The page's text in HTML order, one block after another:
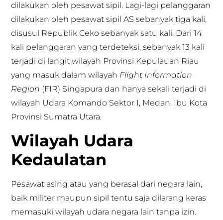
dilakukan oleh pesawat sipil. Lagi-lagi pelanggaran
dilakukan oleh pesawat sipil AS sebanyak tiga kali,
disusul Republik Ceko sebanyak satu kali. Dari 14
kali pelanggaran yang terdeteksi, sebanyak 13 kali
terjadi di langit wilayah Provinsi Kepulauan Riau
yang masuk dalam wilayah Flight Information
Region (FIR) Singapura dan hanya sekali terjadi di
wilayah Udara Komando Sektor I, Medan, Ibu Kota
Provinsi Sumatra Utara.
Wilayah Udara
Kedaulatan
Pesawat asing atau yang berasal dari negara lain,
baik militer maupun sipil tentu saja dilarang keras
memasuki wilayah udara negara lain tanpa izin.